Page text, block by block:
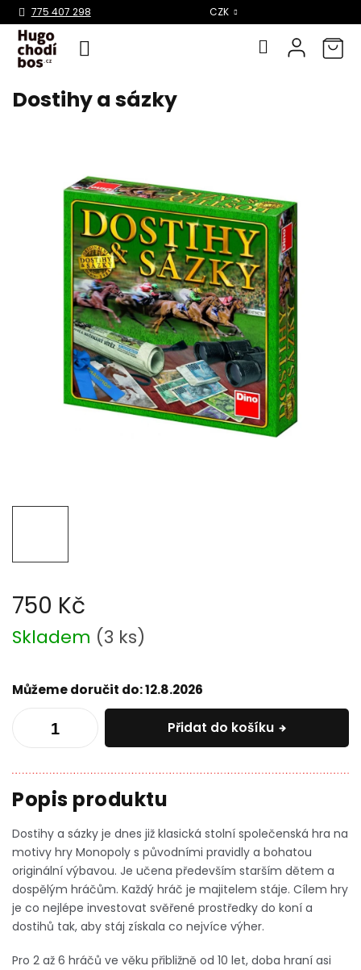
Přejít
775 407 298 CZK
Dostihy a sázky
750 Kč
Měrná
cena:
Skladem (3 ks)
Můžeme doručit do:12.8.2026
Přidat do košíku
Dostihy a sázky je dnes již klasická stolní společenská hra na
motivy hry Monopoly s původními pravidly a bohatou
originální výbavou. Je učena především starším dětem a
dospělým hráčům. Každý hráč je majitelem stáje. Cílem hry
je co nejlépe investovat svěřené prostředky do koní a
dostihů tak, aby stáj získala co nejvíce výher.
Pro 2 až 6 hráčů ve věku přibližně od 10 let, doba hraní asi